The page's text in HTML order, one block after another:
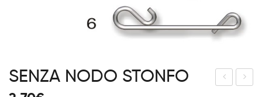
SENZA NODO STONFO